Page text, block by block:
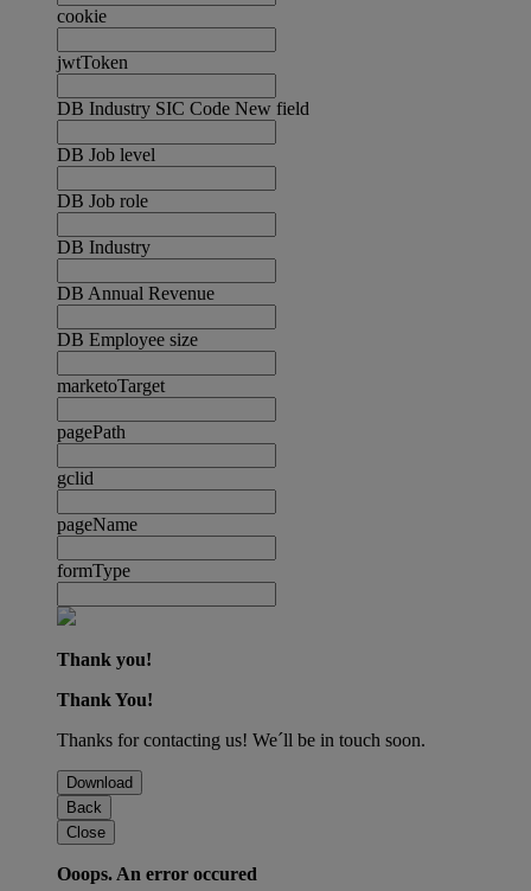
cookie
jwtToken
DB Industry SIC Code New field
DB Job level
DB Job role
DB Industry
DB Annual Revenue
DB Employee size
marketoTarget
pagePath
gclid
pageName
formType
Thank you!
Thank You!
Thanks for contacting us! We´ll be in touch soon.
Download
Back
Close
Ooops. An error occured